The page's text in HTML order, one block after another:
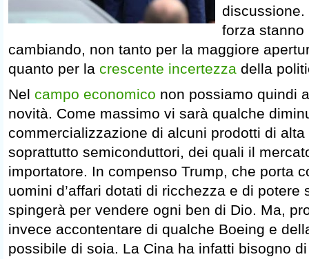
discussione.
forza stanno
cambiando, non tanto per la maggiore
quanto per la crescente incertezza della
Nel campo economico non possiamo quindi
novità. Come massimo vi sarà qualche
commercializzazione di alcuni prodotti di
soprattutto semiconduttori, dei quali il
importatore. In compenso Trump, che porta
uomini d’affari dotati di ricchezza e di potere
spingerà per vendere ogni ben di Dio. Ma,
invece accontentare di qualche Boeing e
possibile di soia. La Cina ha infatti bisogno